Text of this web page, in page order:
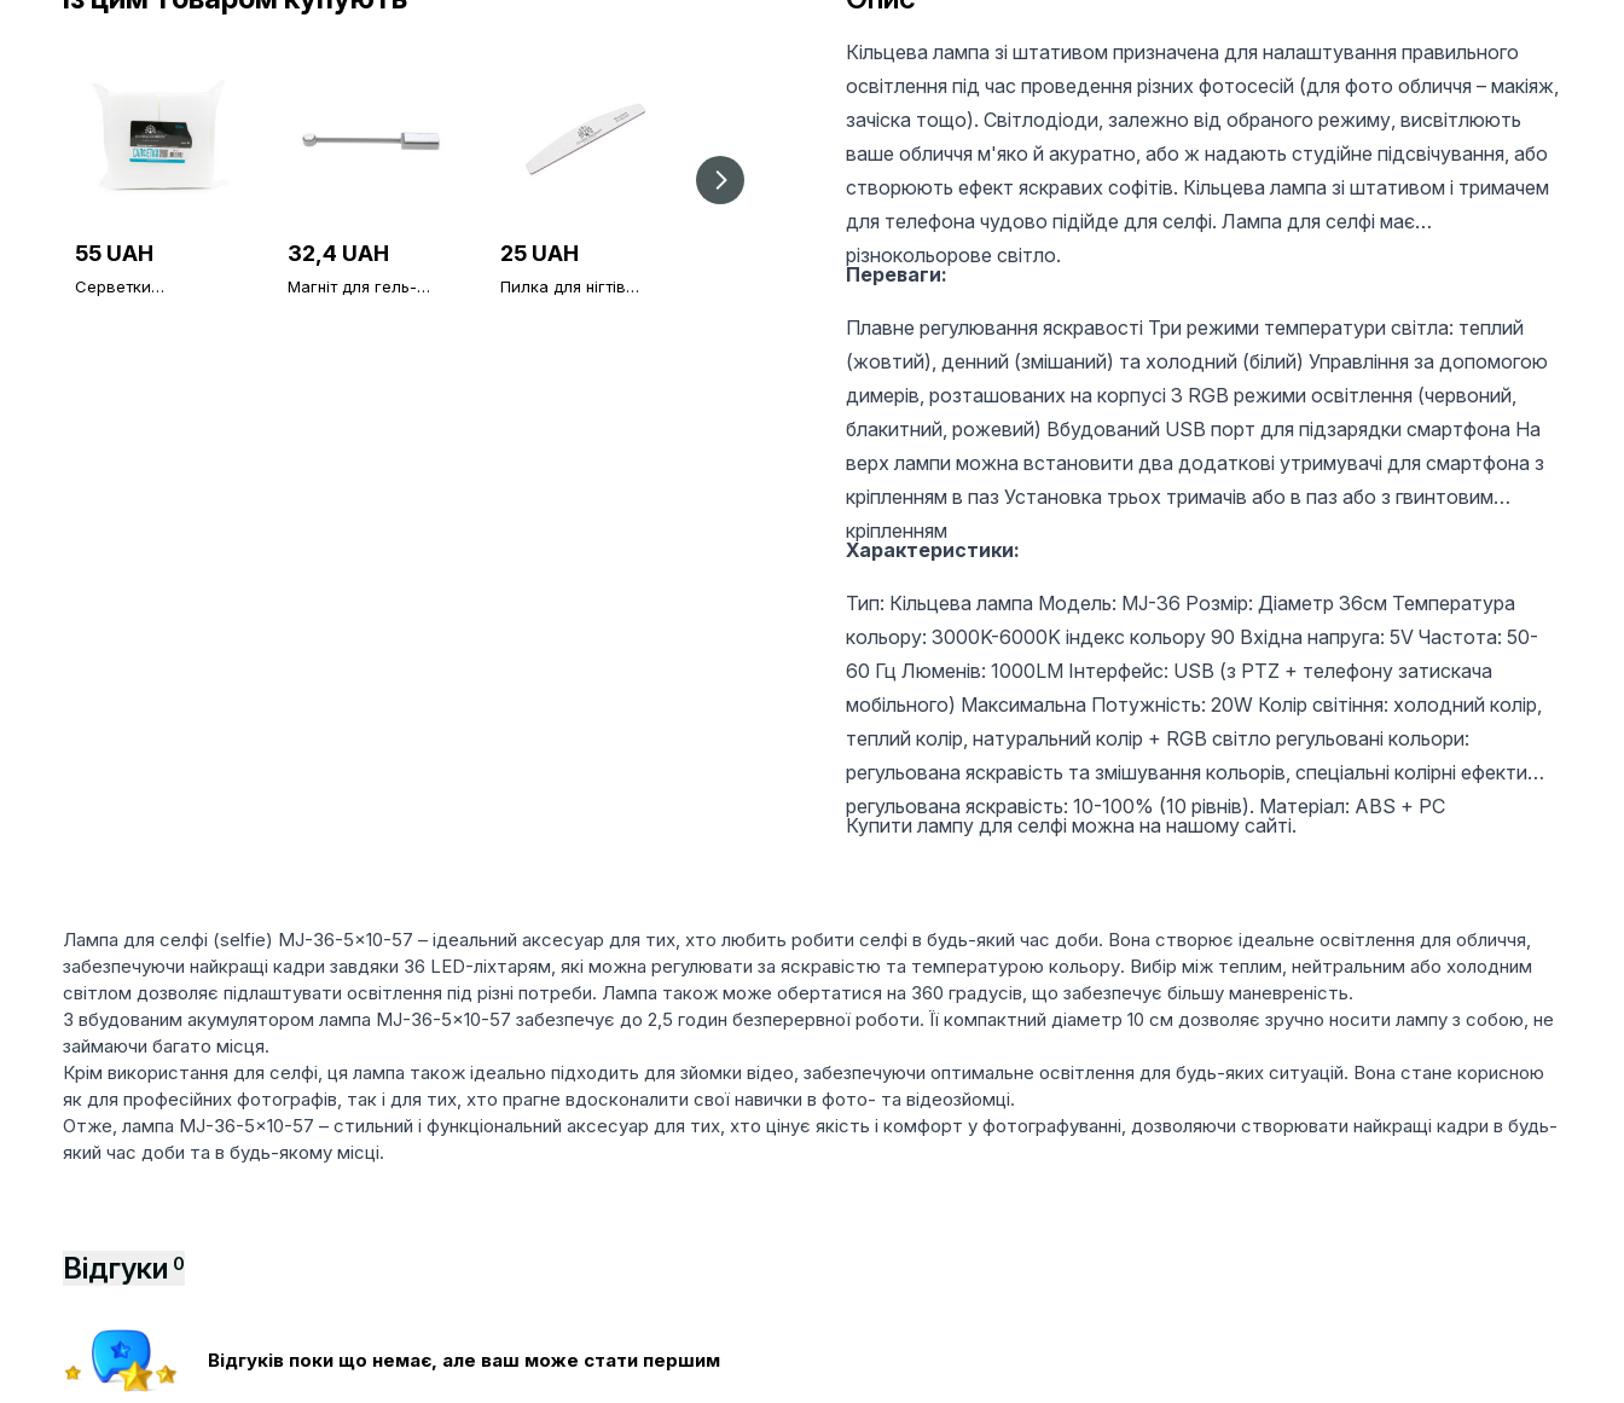
55 UAH
Серветки
32,4 UAH
Магніт для гель-
25 UAH
Пилка для нігтів
25 UAH
Пилочка для нігтів
150/150
гелю, Global Fashion
Кільцева лампа зі штативом призначена для налаштування правильного
освітлення під час проведення різних фотосесій (для фото обличчя – макіяж,
зачіска тощо). Світлодіоди, залежно від обраного режиму, висвітлюють
ваше обличчя м'яко й акуратно, або ж надають студійне підсвічування, або
створюють ефект яскравих софітів. Кільцева лампа зі штативом і тримачем
для телефона чудово підійде для селфі. Лампа для селфі має
різнокольорове світло.
Переваги:
Плавне регулювання яскравості Три режими температури світла: теплий
(жовтий), денний (змішаний) та холодний (білий) Управління за допомогою
димерів, розташованих на корпусі 3 RGB режими освітлення (червоний,
блакитний, рожевий) Вбудований USB порт для підзарядки смартфона На
верх лампи можна встановити два додаткові утримувачі для смартфона з
кріпленням в паз Установка трьох тримачів або в паз або з гвинтовим
кріпленням
Характеристики:
Тип: Кільцева лампа Модель: MJ-36 Розмір: Діаметр 36см Температура
кольору: 3000K-6000K індекс кольору 90 Вхідна напруга: 5V Частота: 50-
60 Гц Люменів: 1000LM Інтерфейс: USB (з PTZ + телефону затискача
мобільного) Максимальна Потужність: 20W Колір світіння: холодний колір,
теплий колір, натуральний колір + RGB світло регульовані кольори:
регульована яскравість та змішування кольорів, спеціальні колірні ефекти
регульована яскравість: 10-100% (10 рівнів). Матеріал: ABS + PC
Купити лампу для селфі можна на нашому сайті.
Лампа для селфі (selfie) MJ-36-5x10-57 – ідеальний аксесуар для тих, хто любить робити селфі в будь-який час доби. Вона створює ідеальне освітлення для обличчя,
забезпечуючи найкращі кадри завдяки 36 LED-ліхтарям, які можна регулювати за яскравістю та температурою кольору. Вибір між теплим, нейтральним або холодним
світлом дозволяє підлаштувати освітлення під різні потреби. Лампа також може обертатися на 360 градусів, що забезпечує більшу маневреність.
З вбудованим акумулятором лампа MJ-36-5x10-57 забезпечує до 2,5 годин безперервної роботи. Її компактний діаметр 10 см дозволяє зручно носити лампу з собою, не
займаючи багато місця.
Крім використання для селфі, ця лампа також ідеально підходить для зйомки відео, забезпечуючи оптимальне освітлення для будь-яких ситуацій. Вона стане корисною
як для професійних фотографів, так і для тих, хто прагне вдосконалити свої навички в фото- та відеозйомці.
Отже, лампа MJ-36-5x10-57 – стильний і функціональний аксесуар для тих, хто цінує якість і комфорт у фотографуванні, дозволяючи створювати найкращі кадри в будь-
який час доби та в будь-якому місці.
Відгуки 0
Відгуків поки що немає, але ваш може стати першим